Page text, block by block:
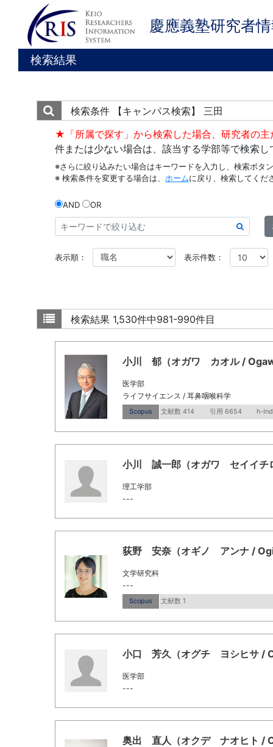
慶應義塾研究者
検索結果
検索条件
【キャンパス検索】 三田
★「所属で探す」から検索した場合、研究者の
件または少ない場合は、該当する学部等で検索し
※さらに絞り込みたい場合はキーワードを入力し、検索ボタ
※ 検索条件を変更する場合は、 ホームに戻り、検索してくだ
AND OR
表示順： 表示件数：
検索結果 1,530件中981-990件目
小川 郁（オガワ カオル /
医学部
ライフサイエンス / 耳鼻咽喉科学
Scopus 文献数 414 引用 6654 h-
小川 誠一郎（オガワ セイイチ
理工学部
---
荻野 安奈（オギノ アンナ /
文学研究科
---
Scopus 文献数 1
小口 芳久（オグチ ヨシヒサ /
医学部
---
奥出 直人（オクデ ナオヒト /